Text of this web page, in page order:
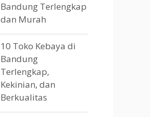
Bandung Terlengkap
dan Murah
10 Toko Kebaya di
Bandung
Terlengkap,
Kekinian, dan
Berkualitas